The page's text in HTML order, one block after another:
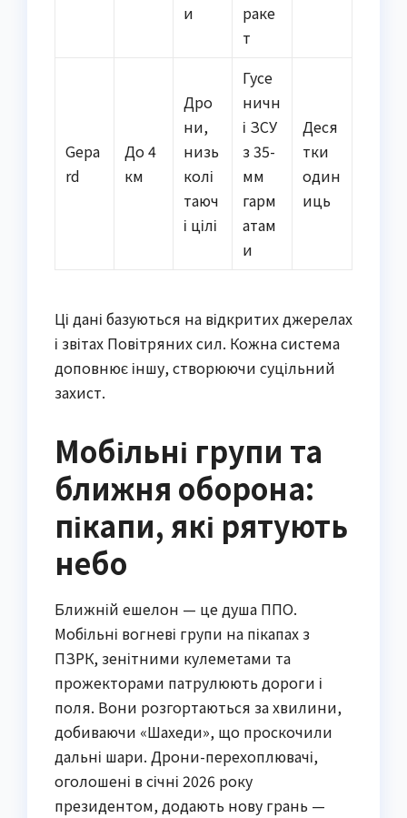
и
раке
т
Gepa
rd
До 4
км
Дро
ни,
низь
колі
таюч
і цілі
Гусе
ничн
і ЗСУ
з 35-
мм
гарм
атам
и
Деся
тки
один
иць
Ці дані базуються на відкритих джерелах
і звітах Повітряних сил. Кожна система
доповнює іншу, створюючи суцільний
захист.
Мобільні групи та
ближня оборона:
пікапи, які рятують
небо
Ближній ешелон — це душа ППО.
Мобільні вогневі групи на пікапах з
ПЗРК, зенітними кулеметами та
прожекторами патрулюють дороги і
поля. Вони розгортаються за хвилини,
добиваючи «Шахеди», що проскочили
дальні шари. Дрони-перехоплювачі,
оголошені в січні 2026 року
президентом, додають нову грань —